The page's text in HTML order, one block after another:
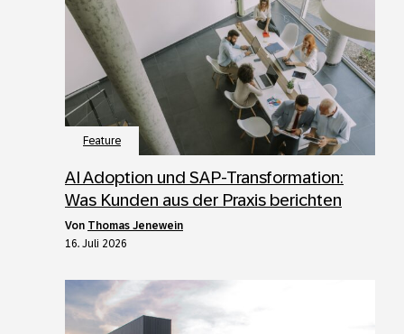
Feature
AI Adoption und SAP-Transformation:
Was Kunden aus der Praxis berichten
von Thomas Jenewein
16. Juli 2026